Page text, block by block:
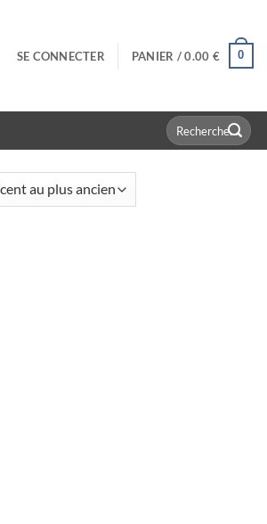
SE CONNECTER PANIER /0.00 € 0
Recherche
pour :